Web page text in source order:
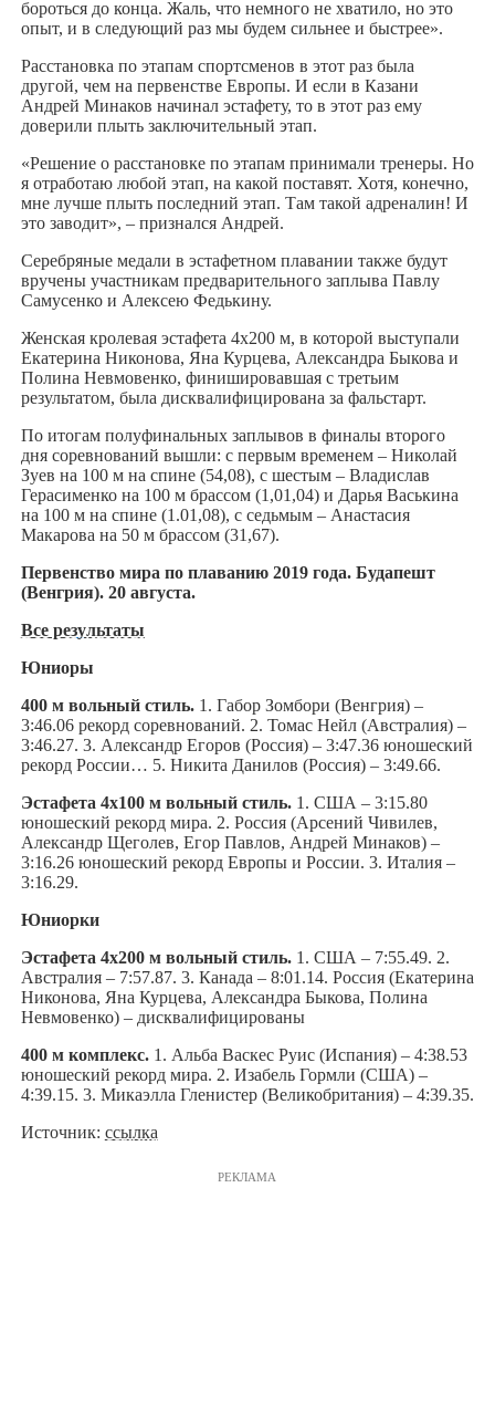
бороться до конца. Жаль, что немного не хватило, но это
опыт, и в следующий раз мы будем сильнее и быстрее».
Расстановка по этапам спортсменов в этот раз была
другой, чем на первенстве Европы. И если в Казани
Андрей Минаков начинал эстафету, то в этот раз ему
доверили плыть заключительный этап.
«Решение о расстановке по этапам принимали тренеры. Но
я отработаю любой этап, на какой поставят. Хотя, конечно,
мне лучше плыть последний этап. Там такой адреналин! И
это заводит», – признался Андрей.
Серебряные медали в эстафетном плавании также будут
вручены участникам предварительного заплыва Павлу
Самусенко и Алексею Федькину.
Женская кролевая эстафета 4х200 м, в которой выступали
Екатерина Никонова, Яна Курцева, Александра Быкова и
Полина Невмовенко, финишировавшая с третьим
результатом, была дисквалифицирована за фальстарт.
По итогам полуфинальных заплывов в финалы второго
дня соревнований вышли: с первым временем – Николай
Зуев на 100 м на спине (54,08), с шестым – Владислав
Герасименко на 100 м брассом (1,01,04) и Дарья Васькина
на 100 м на спине (1.01,08), с седьмым – Анастасия
Макарова на 50 м брассом (31,67).
Первенство мира по плаванию 2019 года. Будапешт
(Венгрия). 20 августа.
Все результаты
Юниоры
400 м вольный стиль. 1. Габор Зомбори (Венгрия) –
3:46.06 рекорд соревнований. 2. Томас Нейл (Австралия) –
3:46.27. 3. Александр Егоров (Россия) – 3:47.36 юношеский
рекорд России… 5. Никита Данилов (Россия) – 3:49.66.
Эстафета 4х100 м вольный стиль. 1. США – 3:15.80
юношеский рекорд мира. 2. Россия (Арсений Чивилев,
Александр Щеголев, Егор Павлов, Андрей Минаков) –
3:16.26 юношеский рекорд Европы и России. 3. Италия –
3:16.29.
Юниорки
Эстафета 4х200 м вольный стиль.1. США – 7:55.49. 2.
Австралия – 7:57.87. 3. Канада – 8:01.14. Россия (Екатерина
Никонова, Яна Курцева, Александра Быкова, Полина
Невмовенко) – дисквалифицированы
400 м комплекс.1. Альба Васкес Руис (Испания) – 4:38.53
юношеский рекорд мира. 2. Изабель Гормли (США) –
4:39.15. 3. Микаэлла Гленистер (Великобритания) – 4:39.35.
Источник: ссылка
РЕКЛАМА